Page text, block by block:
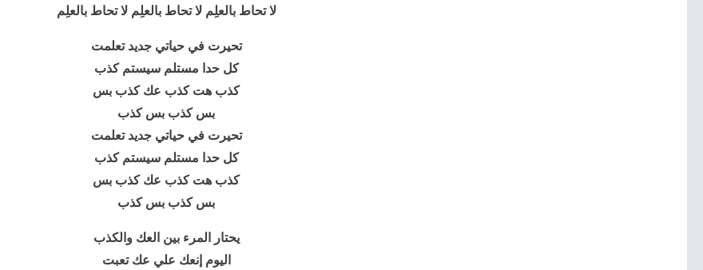
لا تحاط بالعلِم لا تحاط بالعلِم لا تحاط بالعلِم
تحيرت في حياتي جديد تعلمت
كل حدا مستلم سيستم كذب
كذب هت كذب عك كذب بس
بس كذب بس كذب
تحيرت في حياتي جديد تعلمت
كل حدا مستلم سيستم كذب
كذب هت كذب عك كذب بس
بس كذب بس كذب
يحتار المرء بين العك والكذب
اليوم إنعك علي عك تعبت